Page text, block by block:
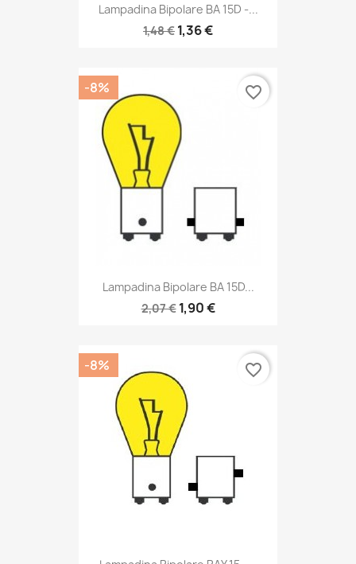
Lampadina Bipolare BA 15D -...
1,48 € 1,36 €
Lampadina Bipolare BA 15D...
2,07 € 1,90 €
-8% favorite_border
-8% favorite_border